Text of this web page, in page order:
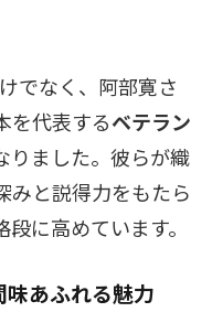
でなく、阿部寛さ
を代表するベテラン
りました。彼らが織
みと説得力をもたら
に高めています。
あふれる魅力